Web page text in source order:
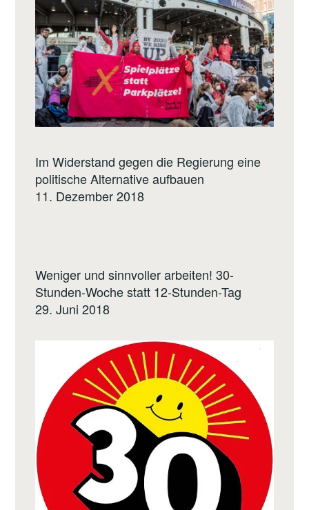
Im Widerstand gegen die Regierung eine
politische Alternative aufbauen
11. Dezember 2018
Weniger und sinnvoller arbeiten! 30-
Stunden-Woche statt 12-Stunden-Tag
29. Juni 2018